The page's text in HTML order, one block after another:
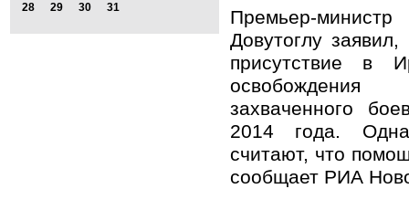
28
29 30 31
Премьер-
Довутоглу
присутствие в
захваченного
2014 года.
считают, что
сообщает РИА